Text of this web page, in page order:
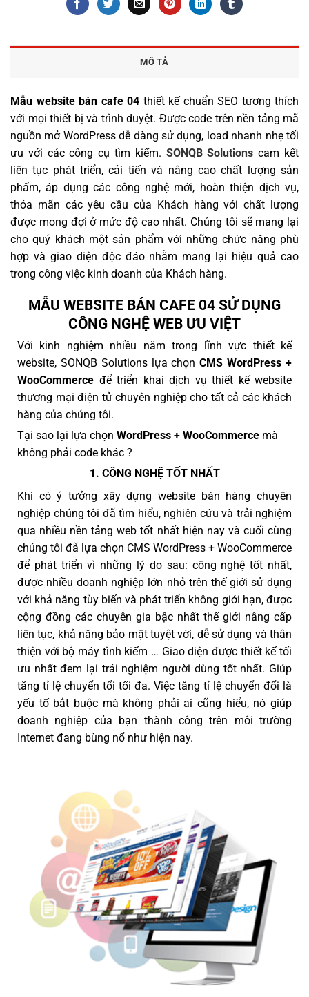
MÔ TẢ
Mẫu website bán cafe 04 thiết kế chuẩn SEO tương thích
với mọi thiết bị và trình duyệt. Được code trên nền tảng mã
nguồn mở WordPress dễ dàng sử dụng, load nhanh nhẹ tối
ưu với các công cụ tìm kiếm. SONQB Solutions cam kết
liên tục phát triển, cải tiến và nâng cao chất lượng sản
phẩm, áp dụng các công nghệ mới, hoàn thiện dịch vụ,
thỏa mãn các yêu cầu của Khách hàng với chất lượng
được mong đợi ở mức độ cao nhất. Chúng tôi sẽ mang lại
cho quý khách một sản phẩm với những chức năng phù
hợp và giao diện độc đáo nhằm mang lại hiệu quả cao
trong công việc kinh doanh của Khách hàng.
MẪU WEBSITE BÁN CAFE 04 SỬ DỤNG
CÔNG NGHỆ WEB ƯU VIỆT
Với kinh nghiệm nhiều năm trong lĩnh vực thiết kế
website, SONQB Solutions lựa chọnCMS WordPress +
WooCommerce để triển khai dịch vụ thiết kế website
thương mại điện tử chuyên nghiệp cho tất cả các khách
hàng của chúng tôi.
Tại sao lại lựa chọn WordPress + WooCommerce mà
không phải code khác ?
1. CÔNG NGHỆ TỐT NHẤT
Khi có ý tưởng xây dựng website bán hàng chuyên
nghiệp chúng tôi đã tìm hiểu, nghiên cứu và trải nghiệm
qua nhiều nền tảng web tốt nhất hiện nay và cuối cùng
chúng tôi đã lựa chọn CMS WordPress + WooCommerce
để phát triển vì những lý do sau: công nghệ tốt nhất,
được nhiều doanh nghiệp lớn nhỏ trên thế giới sử dụng
với khả năng tùy biến và phát triển không giới hạn, được
cộng đồng các chuyên gia bậc nhất thế giới nâng cấp
liên tục, khả năng bảo mật tuyệt vời, dễ sử dụng và thân
thiện với bộ máy tình kiếm … Giao diện được thiết kế tối
ưu nhất đem lại trải nghiệm người dùng tốt nhất. Giúp
tăng tỉ lệ chuyển tổi tối đa. Việc tăng tỉ lệ chuyển đổi là
yếu tố bắt buộc mà không phải ai cũng hiểu, nó giúp
doanh nghiệp của bạn thành công trên môi trường
Internet đang bùng nổ như hiện nay.